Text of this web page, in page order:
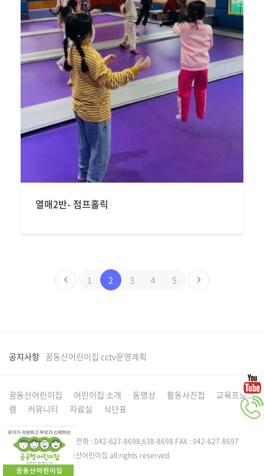
열매2반- 점프홀릭
1 2 3 4 5
공지사항 꿈동산어린이집 cctv운영계획
꿈동산어린이집 어린이집 소개 동영상 활동사진첩
교육프로그
램
커뮤니티 자료실 식단표
대전 동구 성동로 49-5 전화 : 042-627-8698,638-8698 FAX : 042-627-8697
Copyright 2015. 꿈동산어린이집 all rights reserved.